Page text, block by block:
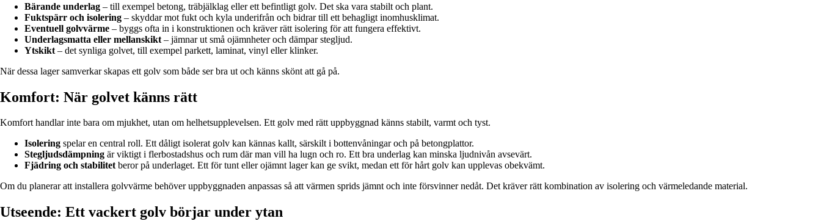
Bärande underlag – till exempel betong, träbjälklag eller ett befintligt golv. Det ska vara stabilt och plant.
Fuktspärr och isolering – skyddar mot fukt och kyla underifrån och bidrar till ett behagligt inomhusklimat.
Eventuell golvvärme – byggs ofta in i konstruktionen och kräver rätt isolering för att fungera effektivt.
Underlagsmatta eller mellanskikt – jämnar ut små ojämnheter och dämpar stegljud.
Ytskikt – det synliga golvet, till exempel parkett, laminat, vinyl eller klinker.
När dessa lager samverkar skapas ett golv som både ser bra ut och känns skönt att gå på.
Komfort: När golvet känns rätt
Komfort handlar inte bara om mjukhet, utan om helhetsupplevelsen. Ett golv med rätt uppbyggnad känns stabilt, varmt och tyst.
Isolering spelar en central roll. Ett dåligt isolerat golv kan kännas kallt, särskilt i bottenvåningar och på betongplattor.
Stegljudsdämpning är viktigt i flerbostadshus och rum där man vill ha lugn och ro. Ett bra underlag kan minska ljudnivån avsevärt.
Fjädring och stabilitetberor på underlaget. Ett för tunt eller ojämnt lager kan ge svikt, medan ett för hårt golv kan upplevas obekvämt.
Om du planerar att installera golvvärme behöver uppbyggnaden anpassas så att värmen sprids jämnt och inte försvinner nedåt. Det kräver rätt kombination av isolering och värmeledande material.
Utseende: Ett vackert golv börjar under ytan